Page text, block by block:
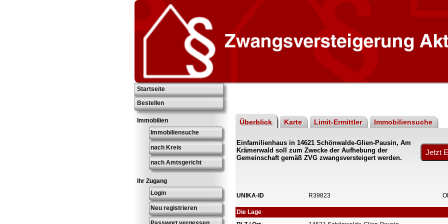
Startseite
Bestellen
Immobilien
Immobiliensuche
nach Kreis
nach Amtsgericht
Ihr Zugang
Login
Neu registrieren
Überblick Karte Limit-Ermittler Immobiliensuche
Einfamilienhaus in 14621 Schönwalde-Glien-Pausin, Am
Krämerwald soll zum Zwecke der Aufhebung der
Gemeinschaft gemäß ZVG zwangsversteigert werden.
UNIKA-ID R39823
Die Lage